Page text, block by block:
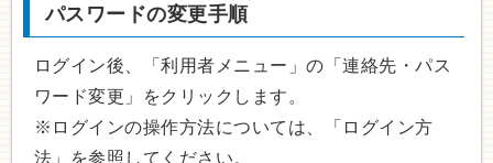
パスワードの変更手順
ログイン後、「利用者メニュー」の「連絡先・パス
ワード変更」をクリックします。
※ログインの操作方法については、「ログイン方
法」を参照してください。